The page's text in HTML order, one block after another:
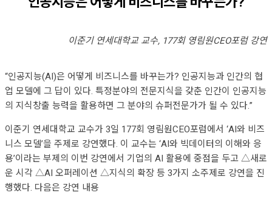
이준기 연세대학교 교수, 177회 영림원CEO포럼 강연
“인공지능(AI)은 어떻게 비즈니스를 바꾸는가? 인공지능과 인간의 협
업 모델에 그 답이 있다. 특정분야의 전문지식을 갖춘 인간이 인공지능
의 지식창출 능력을 활용하면 그 분야의 슈퍼전문가가 될 수 있다.”
이준기 연세대학교 교수가 3일 177회 영림원CEO포럼에서 ‘AI와 비즈
니스 모델’을 주제로 강연했다. 이 교수는 ‘AI와 빅데이터의 이해와 응
용’이라는 부제의 이번 강연에서 기업의 AI 활용에 중점을 두고 △새로
운 시각 △AI 오퍼레이션 △지식의 확장 등 3가지 소주제로 강연을 진
행했다. 다음은 강연 내용